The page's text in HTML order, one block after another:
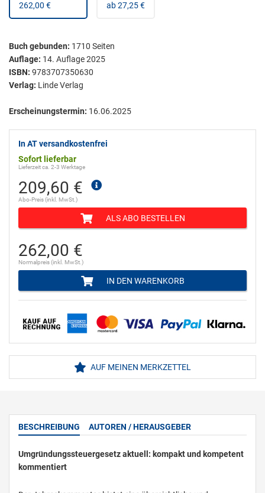
262,00 €
ab 27,25 €
Buch gebunden: 1710 Seiten
Auflage: 14. Auflage 2025
ISBN: 9783707350630
Verlag: Linde Verlag
Erscheinungstermin: 16.06.2025
In AT versandkostenfrei
Sofort lieferbar
Lieferzeit ca. 2-3 Werktage
209,60 €
Abo-Preis (inkl. MwSt.)
ALS ABO BESTELLEN
262,00 €
Normalpreis (inkl. MwSt.)
IN DEN WARENKORB
AUF MEINEN MERKZETTEL
BESCHREIBUNG AUTOREN / HERAUSGEBER
Umgründungssteuergesetz aktuell: kompakt und kompetent
kommentiert